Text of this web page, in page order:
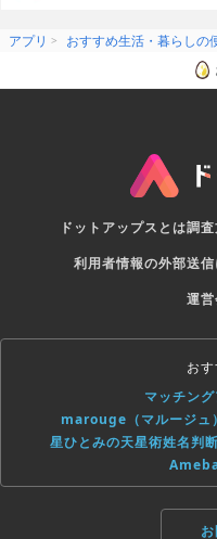
アプリ おすすめ生活・暮らしの
ドットアップスとは調
利用者情報の外部送
運
お
マッチン
marouge（マルージュ
星ひとみの天星術姓名判断